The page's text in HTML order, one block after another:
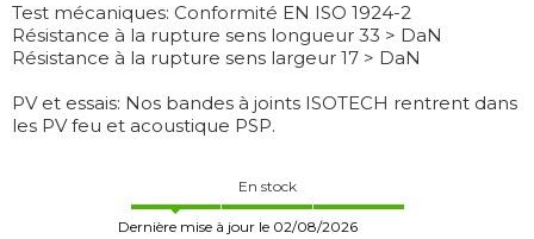
Test mécaniques: Conformité EN ISO 1924-2
Résistance à la rupture sens longueur 33 > DaN
Résistance à la rupture sens largeur 17 > DaN
PV et essais: Nos bandes à joints ISOTECH rentrent dans
les PV feu et acoustique PSP.
En stock
Dernière mise à jour le 02/08/2026